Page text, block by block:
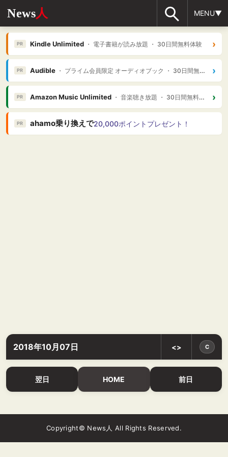
News人 MENU▼
PR Kindle Unlimited・ 電子書籍が読み放題 ・ 30日間無料体験 ›
PR Audible・ プライム会員限定 オーディオブック ・ 30日間無料体験 ›
PR Amazon Music Unlimited・ 音楽聴き放題 ・ 30日間無料体験 ›
PR ahamo乗り換えで20,000ポイントプレゼント！
2018年10月07日 <> C
翌日 HOME 前日
Copyright© News人 All Rights Reserved.